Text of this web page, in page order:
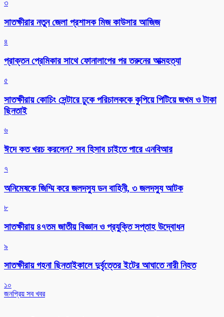
৩
সাতক্ষীরার নতুন জেলা প্রশাসক মিজ কাউসার আজিজ
৪
প্রাক্তন প্রেমিকার সাথে ফোনালাপের পর তরুনের আত্মহত্যা
৫
সাতক্ষীরায় কোচিং সেন্টারে ঢুকে পরিচালককে কুপিয়ে পিটিয়ে জখম ও টাকা
ছিনতাই
৬
ঈদে কত খরচ করলেন? সব হিসাব চাইতে পারে এনবিআর
৭
অনিমেষকে জিম্মি করে জলদস্যু ডন বাহিনী, ৩ জলদস্যু আটক
৮
সাতক্ষীরায় ৪৭তম জাতীয় বিজ্ঞান ও প্রযুক্তি সপ্তাহ উদ্বোধন
৯
সাতক্ষীরায় গহনা ছিনতাইকালে দুর্বৃত্তের ইটের আঘাতে নারী নিহত
১০
জনপ্রিয় সব খবর